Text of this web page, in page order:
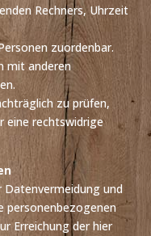
Rechners, Uhrzeit
zuordenbar.
mit anderen
zu prüfen,
eine rechtswidrige
Datenvermeidung und
personenbezogenen
Erreichung der hier